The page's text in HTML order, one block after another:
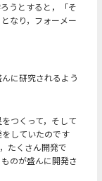
うとすると，「そ
なり，フォーメー
に研究されるよう
つくって，そして
していたのです
たくさん開発で
のが盛んに開発さ